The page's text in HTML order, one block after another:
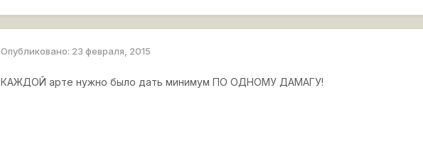
Опубликовано: 23 февраля, 2015
КАЖДОЙ арте нужно было дать минимум ПО ОДНОМУ ДАМАГУ!